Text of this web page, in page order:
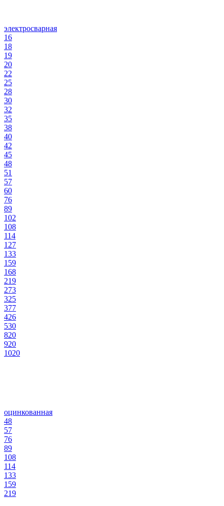
электросварная
16
18
19
20
22
25
28
30
32
35
38
40
42
45
48
51
57
60
76
89
102
108
114
127
133
159
168
219
273
325
377
426
530
820
920
1020
оцинкованная
48
57
76
89
108
114
133
159
219